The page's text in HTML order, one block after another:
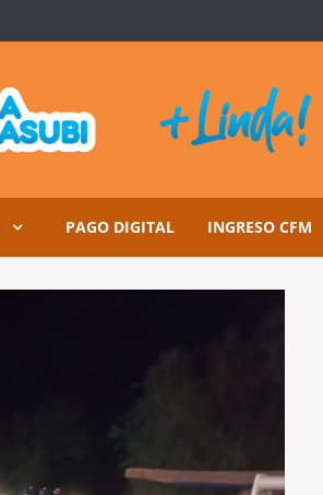
PAGO DIGITAL INGRESO CFM